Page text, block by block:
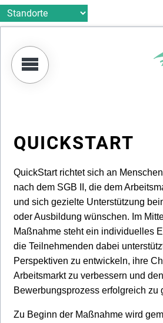
QUICKSTART
QuickStart richtet sich an
nach dem SGB II, die dem
und sich gezielte Unterstützung
oder Ausbildung wünschen. Im
Maßnahme steht ein individuelles
die Teilnehmenden dabei
Perspektiven zu entwickeln, ihre
Arbeitsmarkt zu verbessern und den
Bewerbungsprozess erfolgreich zu
Zu Beginn der Maßnahme wird
Organigramm
Mitgliederversammlung
Satzung
Leitbild
Offene Stellen / Praxisstellen
Spenden
Beschäftigung
Möbel-Trödel
Haushaltsauflösungen
Möbel-Trödel
Öffnungszeiten
Stehtische aus der JVA Münster
Gemeinschaftsinitiative B 5
Zentrale Beratungsstellen
Zentrale Beratungsstellen
Übergangswohnen
Beratung in der JVA
Täterarbeit
Täterarbeit Häusliche Gewalt
Gewaltprävention
Opferhilfe
Opferberatung
Psychosoziale Prozessbegleitung
Betreutes Wohnen
Betreutes Wohnen
Ambulant
Ambulante flexible Wohnhilfen